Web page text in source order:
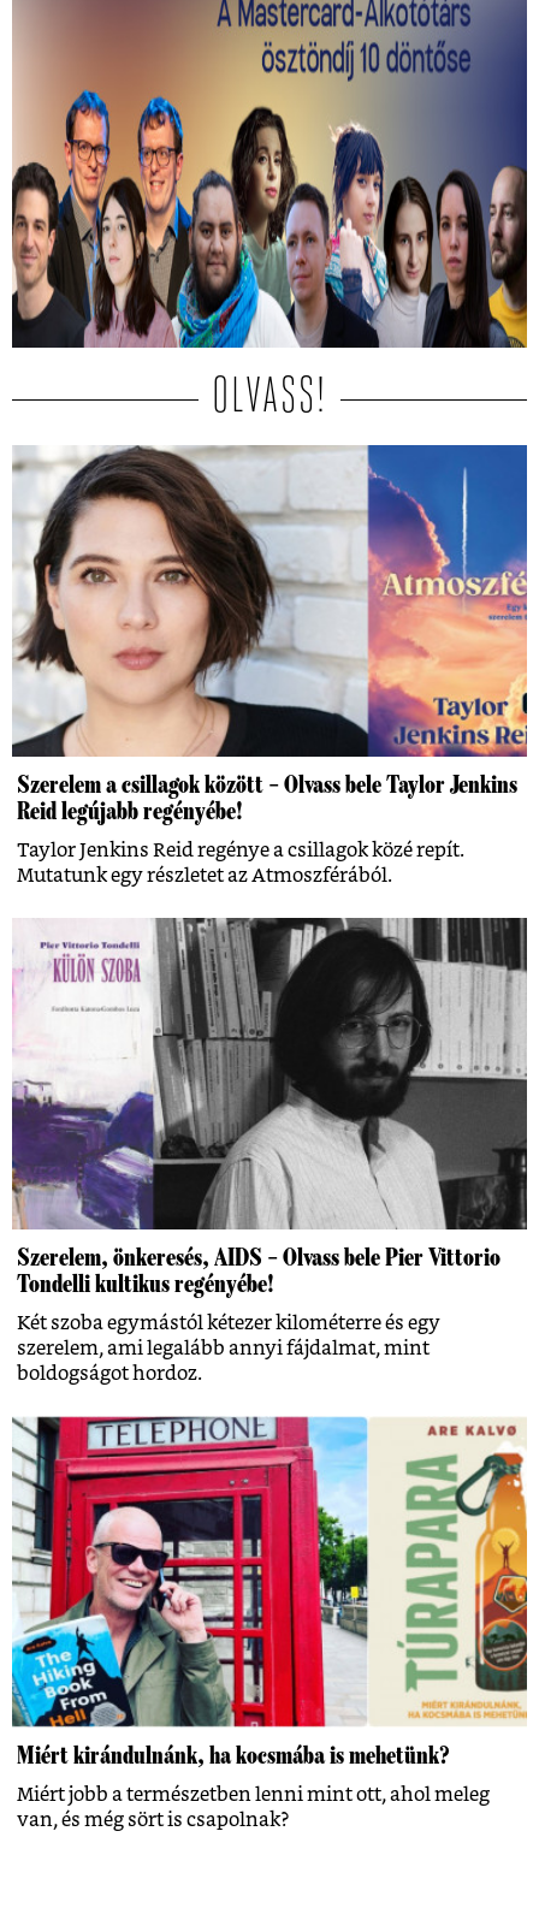
Kiválasztották a 2026-os Mastercard -
Alkotótárs ösztöndíj 10 döntősét!
Közülük kerül ki a két győztes.
OLVASS!
Szerelem a csillagok között – Olvass bele Taylor Jenkins
Reid legújabb regényébe!
Taylor Jenkins Reid regénye a csillagok közé repít.
Mutatunk egy részletet az Atmoszférából.
Szerelem, önkeresés, AIDS – Olvass bele Pier Vittorio
Tondelli kultikus regényébe!
Két szoba egymástól kétezer kilométerre és egy
szerelem, ami legalább annyi fájdalmat, mint
boldogságot hordoz.
Miért kirándulnánk, ha kocsmába is mehetünk?
Miért jobb a természetben lenni mint ott, ahol meleg
van, és még sört is csapolnak?